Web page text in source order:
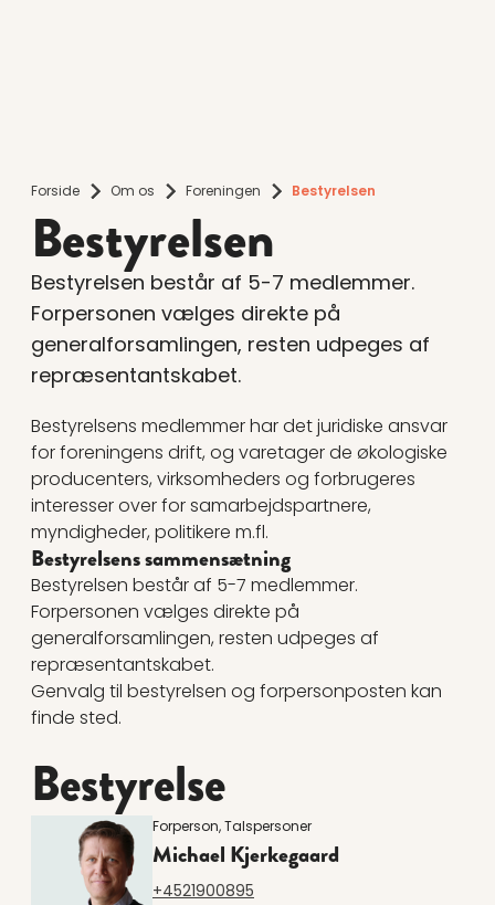
Forside Om os Foreningen Bestyrelsen
Bestyrelsen
Bestyrelsen består af 5-7 medlemmer.
Forpersonen vælges direkte på
generalforsamlingen, resten udpeges af
repræsentantskabet.
Bestyrelsens medlemmer har det juridiske ansvar
for foreningens drift, og varetager de økologiske
producenters, virksomheders og forbrugeres
interesser over for samarbejdspartnere,
myndigheder, politikere m.fl.
Bestyrelsens sammensætning
Bestyrelsen består af 5-7 medlemmer.
Forpersonen vælges direkte på
generalforsamlingen, resten udpeges af
repræsentantskabet.
Genvalg til bestyrelsen og forpersonposten kan
finde sted.
Bestyrelse
Forperson, Talspersoner
Michael Kjerkegaard
+4521900895